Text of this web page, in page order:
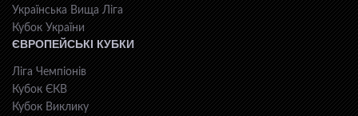
Українська Вища Ліга
Кубок України
ЄВРОПЕЙСЬКІ КУБКИ
Ліга Чемпіонів
Кубок ЄКВ
Кубок Виклику